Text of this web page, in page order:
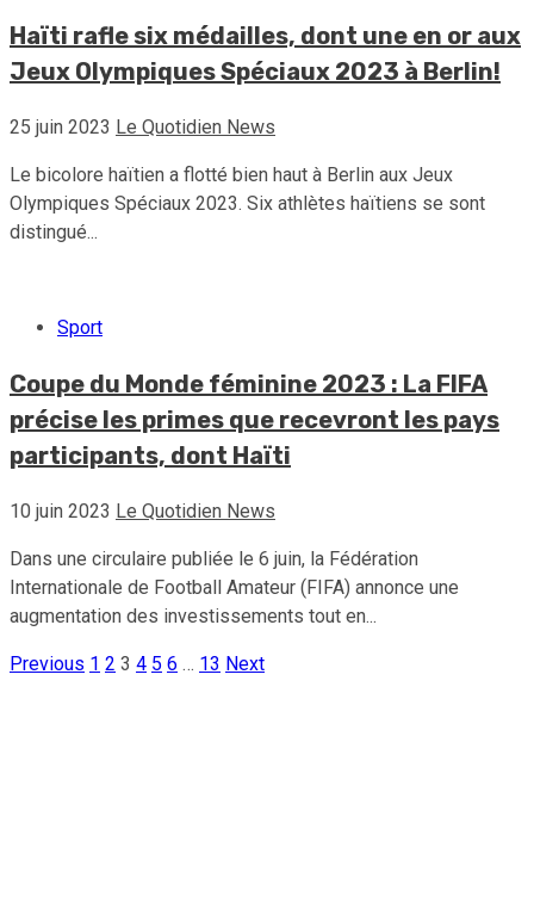
Haïti rafle six médailles, dont une en or aux
Jeux Olympiques Spéciaux 2023 à Berlin!
25 juin 2023 Le Quotidien News
Le bicolore haïtien a flotté bien haut à Berlin aux Jeux
Olympiques Spéciaux 2023. Six athlètes haïtiens se sont
distingué...
Sport
Coupe du Monde féminine 2023 : La FIFA
précise les primes que recevront les pays
participants, dont Haïti
10 juin 2023 Le Quotidien News
Dans une circulaire publiée le 6 juin, la Fédération
Internationale de Football Amateur (FIFA) annonce une
augmentation des investissements tout en...
Pagination
Previous 1 2 3 4 5 6 … 13 Next